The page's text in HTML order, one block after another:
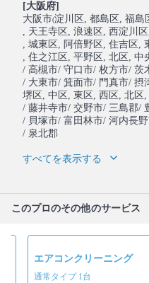
[大阪府]
大阪市(淀川区 , 都島区 , 福島
, 天王寺区 , 浪速区 , 西淀川区
, 城東区 , 阿倍野区 , 住吉区 ,
, 住之江区 , 平野区 , 北区 , 中
/ 高槻市/ 守口市/ 枚方市/ 茨
/ 大東市/ 箕面市/ 門真市/ 摂
堺区 , 中区 , 東区 , 西区 , 北区 ,
/ 藤井寺市/ 交野市/ 三島郡/
/ 貝塚市/ 富田林市/ 河内長
/ 泉北郡
すべてを表示する
このプロのその他のサービス
エアコンクリーニング
通常タイプ 1台